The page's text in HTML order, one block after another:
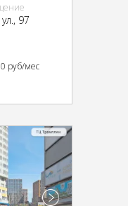
97
руб/мес